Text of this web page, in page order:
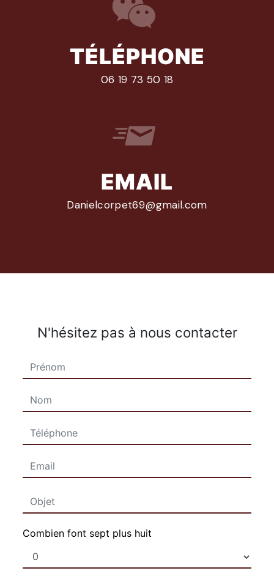
TÉLÉPHONE
06 19 73 50 18
EMAIL
danielcorpet69@gmail.com
N'hésitez pas à nous contacter
Combien font sept plus huit